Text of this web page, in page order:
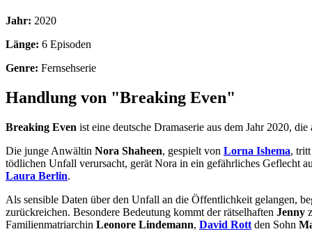
Jahr: 2020
Länge: 6 Episoden
Genre: Fernsehserie
Handlung von "Breaking Even"
Breaking Even ist eine deutsche Dramaserie aus dem Jahr 2020,
Die junge Anwältin Nora Shaheen, gespielt von Lorna Ishema,
tödlichen Unfall verursacht, gerät Nora in ein gefährliches Geflecht
Laura Berlin.
Als sensible Daten über den Unfall an die Öffentlichkeit gelangen,
zurückreichen. Besondere Bedeutung kommt der rätselhaften Jenny
Familienmatriarchin Leonore Lindemann, David Rott den Sohn